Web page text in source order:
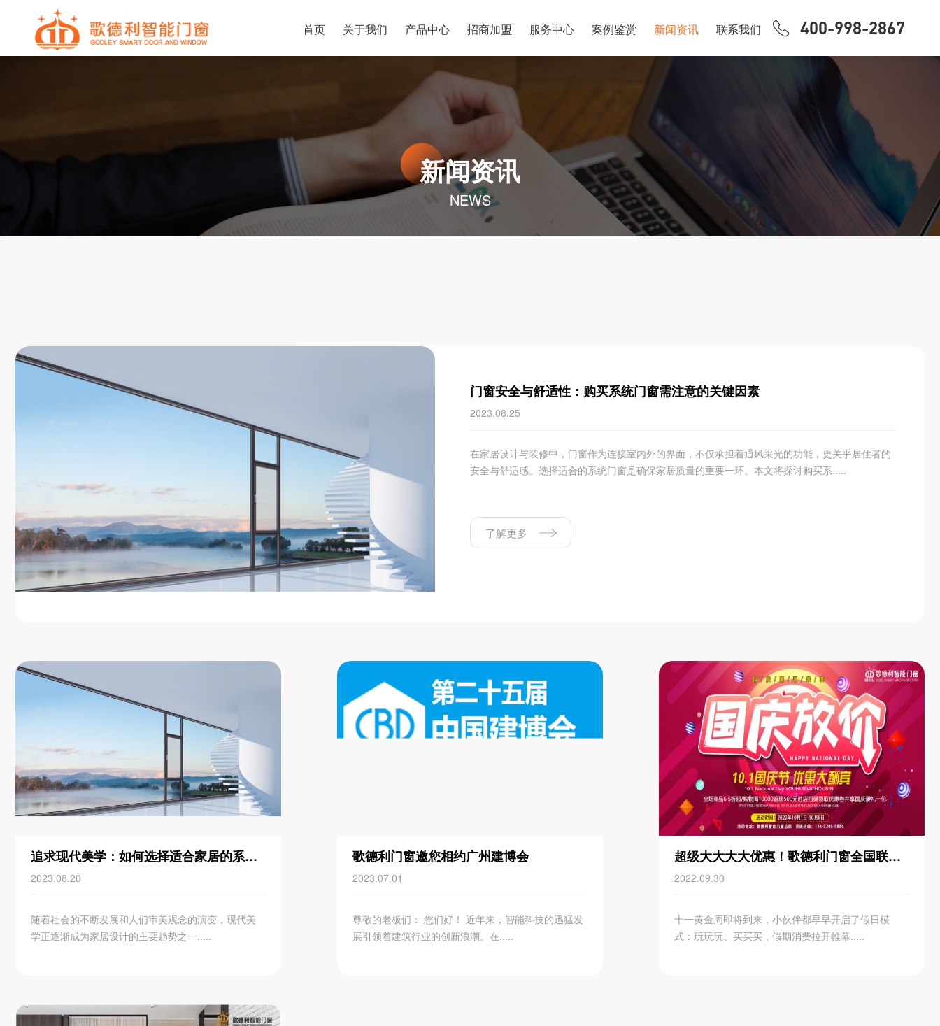
首页 关于我们 产品中心 招商加盟 服务中心 案例鉴赏 新闻资讯 联系我们 400-998-2867
新闻资讯
NEWS
门窗安全与舒适性：购买系统门窗需注意的关键因素
2023.08.25
在家居设计与装修中，门窗作为连接室内外的界面，不仅承担着通风采光的功能，更关乎居住者的
安全与舒适感。选择适合的系统门窗是确保家居质量的重要一环。本文将探讨购买系.....
了解更多
追求现代美学：如何选择适合家居的系统门窗？
2023.08.20
随着社会的不断发展和人们审美观念的演变，现代美
学正逐渐成为家居设计的主要趋势之一.....
歌德利门窗邀您相约广州建博会
2023.07.01
尊敬的老板们： 您们好！ 近年来，智能科技的迅猛发
展引领着建筑行业的创新浪潮。在.....
超级大大大大优惠！歌德利门窗全国联动一起放价！
2022.09.30
十一黄金周即将到来，小伙伴都早早开启了假日模
式：玩玩玩、买买买，假期消费拉开帷幕.....